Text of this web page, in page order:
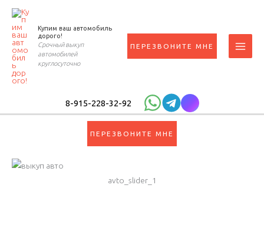
Перейти
содержимому
Купим ваш автомобиль
дорого!
Срочный выкуп
автомобилей
круглосуточно
ПЕРЕЗВОНИТЕ МНЕ
8-915-228-32-92
ПЕРЕЗВОНИТЕ МНЕ
avto_slider_1